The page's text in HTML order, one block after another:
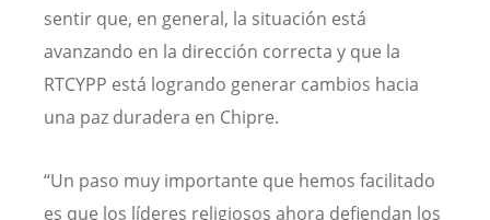
sentir que, en general, la situación está
avanzando en la dirección correcta y que la
RTCYPP está logrando generar cambios hacia
una paz duradera en Chipre.
“Un paso muy importante que hemos facilitado
es que los líderes religiosos ahora defiendan los